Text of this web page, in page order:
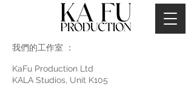
我們的工作室 ：
KaFu Production Ltd
KALA Studios, Unit K105